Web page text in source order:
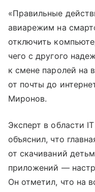
«Правильные
авиарежим на
отключить
чего с другого
к смене паролей на
от почты до
Миронов.
Эксперт в области
объяснил, что
от скачиваний
приложений —
Он отметил, что на